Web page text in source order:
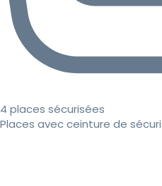
4 places sécurisées
Places avec ceinture de